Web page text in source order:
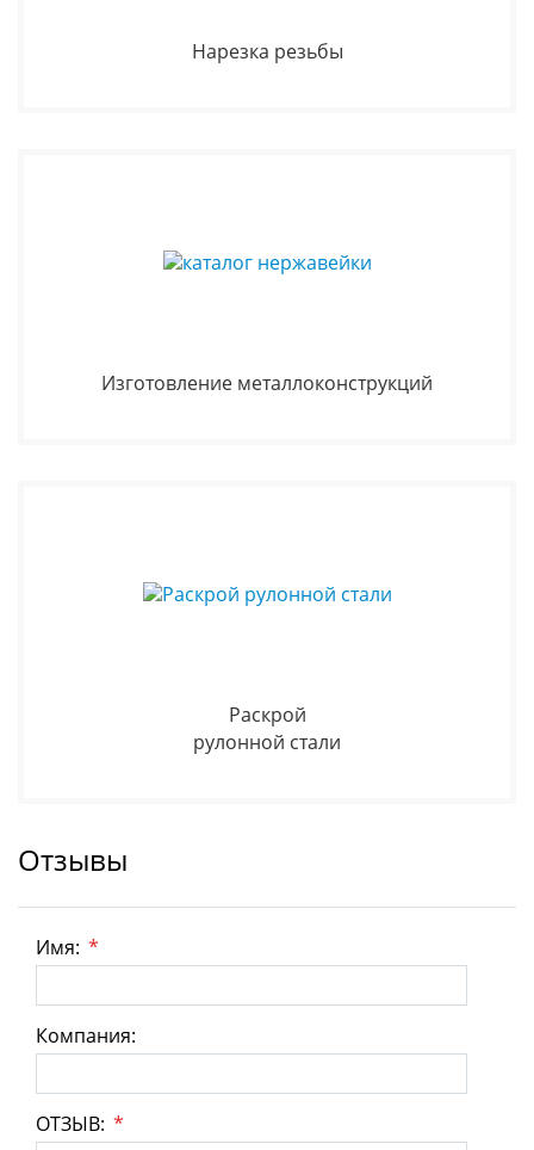
Нарезка резьбы
Изготовление металлоконструкций
Раскрой
рулонной стали
Отзывы
Имя: *
Компания:
ОТЗЫВ: *